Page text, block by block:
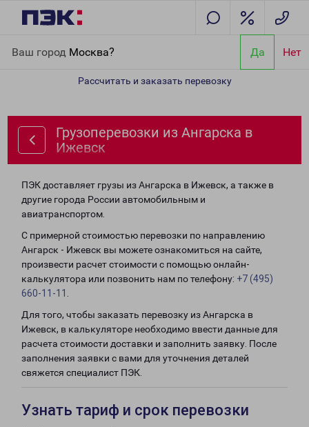
Ваш город Москва? Да Нет
Рассчитать и заказать перевозку
Грузоперевозки из Ангарска в
Ижевск
ПЭК доставляет грузы из Ангарска в Ижевск, а также в
другие города России автомобильным и
авиатранспортом.
С примерной стоимостью перевозки по направлению
Ангарск - Ижевск вы можете ознакомиться на сайте,
произвести расчет стоимости с помощью онлайн-
калькулятора или позвонить нам по телефону: +7 (495)
660-11-11
Для того, чтобы заказать перевозку из Ангарска в
Ижевск, в калькуляторе необходимо ввести данные для
расчета стоимости доставки и заполнить заявку. После
заполнения заявки с вами для уточнения деталей
свяжется специалист ПЭК.
Узнать тариф и срок перевозки